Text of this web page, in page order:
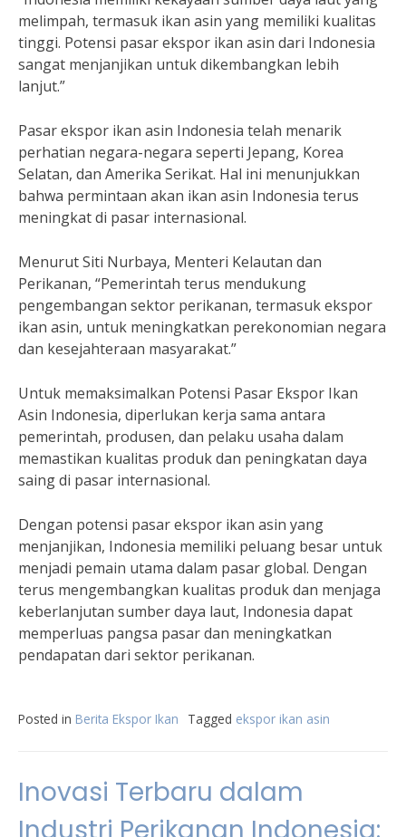
melimpah, termasuk ikan asin yang memiliki kualitas
tinggi. Potensi pasar ekspor ikan asin dari Indonesia
sangat menjanjikan untuk dikembangkan lebih
lanjut.”
Pasar ekspor ikan asin Indonesia telah menarik
perhatian negara-negara seperti Jepang, Korea
Selatan, dan Amerika Serikat. Hal ini menunjukkan
bahwa permintaan akan ikan asin Indonesia terus
meningkat di pasar internasional.
Menurut Siti Nurbaya, Menteri Kelautan dan
Perikanan, “Pemerintah terus mendukung
pengembangan sektor perikanan, termasuk ekspor
ikan asin, untuk meningkatkan perekonomian negara
dan kesejahteraan masyarakat.”
Untuk memaksimalkan Potensi Pasar Ekspor Ikan
Asin Indonesia, diperlukan kerja sama antara
pemerintah, produsen, dan pelaku usaha dalam
memastikan kualitas produk dan peningkatan daya
saing di pasar internasional.
Dengan potensi pasar ekspor ikan asin yang
menjanjikan, Indonesia memiliki peluang besar untuk
menjadi pemain utama dalam pasar global. Dengan
terus mengembangkan kualitas produk dan menjaga
keberlanjutan sumber daya laut, Indonesia dapat
memperluas pangsa pasar dan meningkatkan
pendapatan dari sektor perikanan.
Posted in Berita Ekspor Ikan Tagged ekspor ikan asin
Inovasi Terbaru dalam